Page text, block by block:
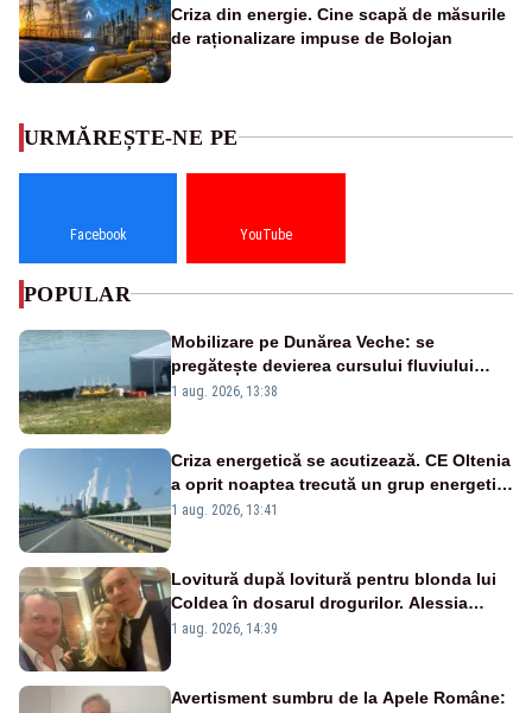
Criza din energie. Cine scapă de măsurile
de raționalizare impuse de Bolojan
URMĂREȘTE-NE PE
Facebook YouTube
POPULAR
Mobilizare pe Dunărea Veche: se
pregătește devierea cursului fluviului
către Cernavodă – VIDEO
1 aug. 2026, 13:38
Criza energetică se acutizează. CE Oltenia
a oprit noaptea trecută un grup energetic
de la Rovinari
1 aug. 2026, 13:41
Lovitură după lovitură pentru blonda lui
Coldea în dosarul drogurilor. Alessia
Păcuraru explică decizia magistraților
1 aug. 2026, 14:39
Avertisment sumbru de la Apele Române: